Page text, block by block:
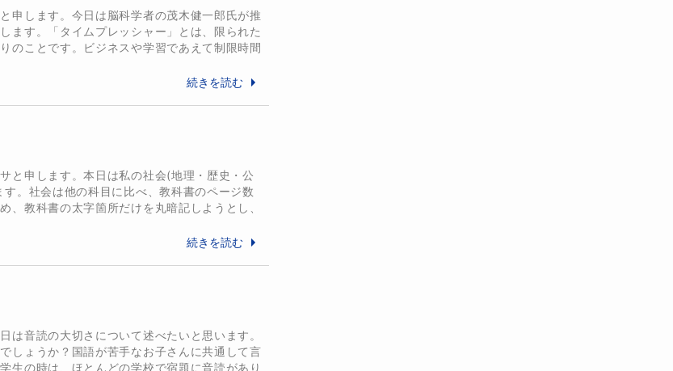
学
教室長として勤務。
中央校中等部の教室長として勤務。
高松本校の高校受験の塾講師(英語・国
申します。今日は脳科学者の茂木健一郎氏が推
ます。「タイムプレッシャー」とは、限られた
のことです。ビジネスや学習であえて制限時間
続きを読む
と申します。本日は私の社会(地理・歴史・公
。社会は他の科目に比べ、教科書のページ数
、教科書の太字箇所だけを丸暗記しようとし、
続きを読む
は音読の大切さについて述べたいと思います。
しょうか？国語が苦手なお子さんに共通して言
生の時は、ほとんどの学校で宿題に音読があり